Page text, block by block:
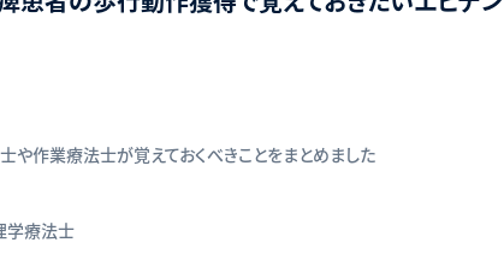
作業療法士が覚えておくべきことをまとめました
学療法士